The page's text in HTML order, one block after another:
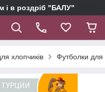
і в роздріб "БАЛУ"
хлопчиків Футболки для